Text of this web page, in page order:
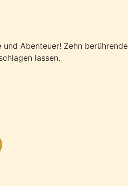
Abenteuer! Zehn berührende
lassen.